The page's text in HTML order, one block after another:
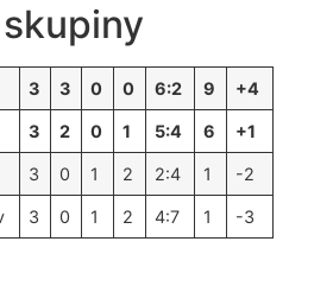
3 3 0 0 6:2 9 +4
3 2 0 1 5:4 6 +1
3 0 1 2 2:4 1 -2
3 0 1 2 4:7 1 -3